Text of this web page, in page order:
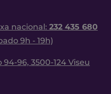
nacional: 232 435 680
9h - 19h)
96, 3500-124 Viseu